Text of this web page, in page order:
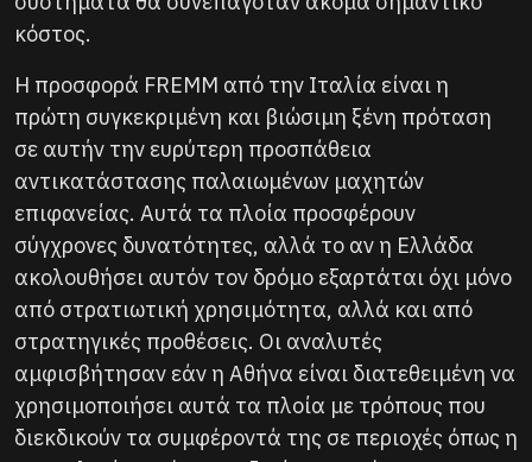
κόστος.
Η προσφορά FREMM από την Ιταλία είναι η
πρώτη συγκεκριμένη και βιώσιμη ξένη πρόταση
σε αυτήν την ευρύτερη προσπάθεια
αντικατάστασης παλαιωμένων μαχητών
επιφανείας. Αυτά τα πλοία προσφέρουν
σύγχρονες δυνατότητες, αλλά το αν η Ελλάδα
ακολουθήσει αυτόν τον δρόμο εξαρτάται όχι μόνο
από στρατιωτική χρησιμότητα, αλλά και από
στρατηγικές προθέσεις. Οι αναλυτές
αμφισβήτησαν εάν η Αθήνα είναι διατεθειμένη να
χρησιμοποιήσει αυτά τα πλοία με τρόπους που
διεκδικούν τα συμφέροντά της σε περιοχές όπως η